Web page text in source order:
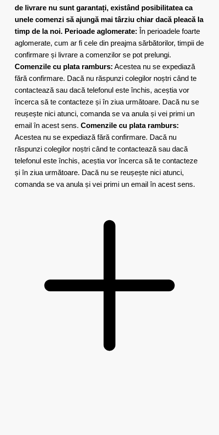
de livrare nu sunt garantați, existând posibilitatea ca
unele comenzi să ajungă mai târziu chiar dacă pleacă la
timp de la noi. Perioade aglomerate: În perioadele foarte
aglomerate, cum ar fi cele din preajma sărbătorilor, timpii de
confirmare și livrare a comenzilor se pot prelungi.
Comenzile cu plata ramburs: Acestea nu se expediază
fără confirmare. Dacă nu răspunzi colegilor noștri când te
contactează sau dacă telefonul este închis, aceștia vor
încerca să te contacteze și în ziua următoare. Dacă nu se
reușește nici atunci, comanda se va anula și vei primi un
email în acest sens. Comenzile cu plata ramburs:
Acestea nu se expediază fără confirmare. Dacă nu
răspunzi colegilor noștri când te contactează sau dacă
telefonul este închis, aceștia vor încerca să te contacteze
și în ziua următoare. Dacă nu se reușește nici atunci,
comanda se va anula și vei primi un email în acest sens.